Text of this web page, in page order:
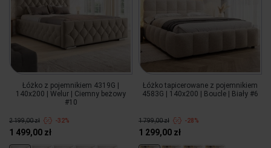
Łóżko z pojemnikiem 4319G |
140x200 | Welur | Ciemny beżowy
#10
2 199,00 zł -32%
1 499,00 zł
Łóżko tapicerowane z pojemnikiem
4583G | 140x200 | Boucle | Biały #6
1 799,00 zł -28%
1 299,00 zł